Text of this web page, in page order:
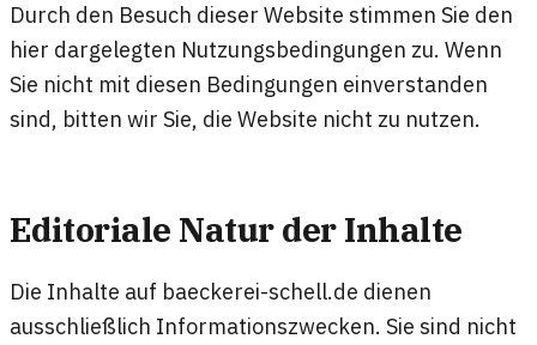
Durch den Besuch dieser Website stimmen Sie den
hier dargelegten Nutzungsbedingungen zu. Wenn
Sie nicht mit diesen Bedingungen einverstanden
sind, bitten wir Sie, die Website nicht zu nutzen.
Editoriale Natur der Inhalte
Die Inhalte auf baeckerei-schell.de dienen
ausschließlich Informationszwecken. Sie sind nicht